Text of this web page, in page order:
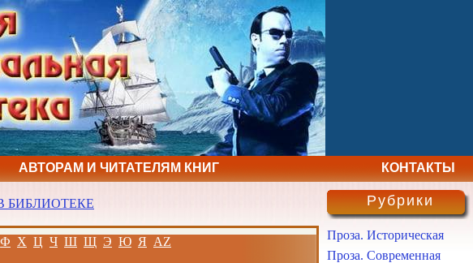
АВТОРАМ И ЧИТАТЕЛЯМ КНИГ КОНТАКТЫ
БИБЛИОТЕКЕ
Ф Х Ц Ч Ш Щ Э Ю Я AZ
Рубрики
Проза. Историческая
Проза. Современная